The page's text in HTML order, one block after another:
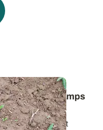
des champs
particulièrement